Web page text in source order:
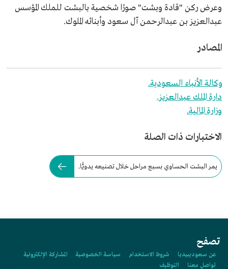
وعرض ركن "قادة وبشت" صورًا شخصية بالبشت للملك المؤسس
عبدالعزيز بن عبدالرحمن آل سعود وأبنائه الملوك.
المصادر
وكالة الأنباء السعودية.
دارة الملك عبدالعزيز.
وزارة المالية.
الاختبارات ذات الصلة
يمر البشت الحساوي بسبع مراحل خلال تصنيعه يدويًّا.
تصفح
عن سعوديبيديا شروط الاستخدام سياسة الخصوصية
المشاركة الإلكترونية
تواصل معنا
التوظيف